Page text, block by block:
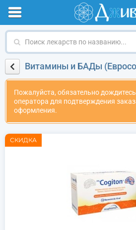
Поиск
по
названиюВитамины и БАДы
Пожалуйста, обязательно
оператора для подтверждения
оформления.
СКИДКА